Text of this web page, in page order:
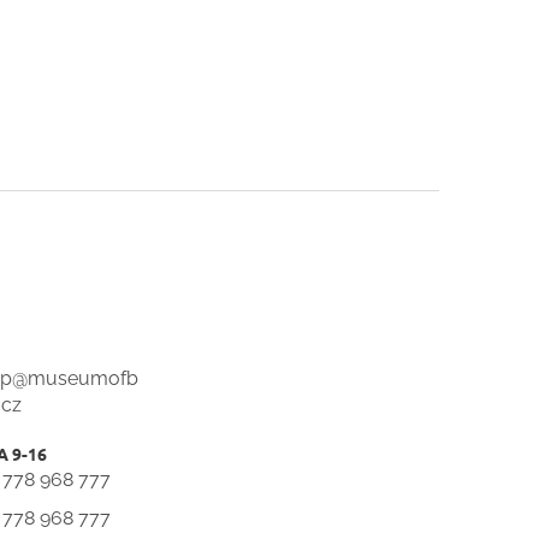
@museumofb
968 777
968 777